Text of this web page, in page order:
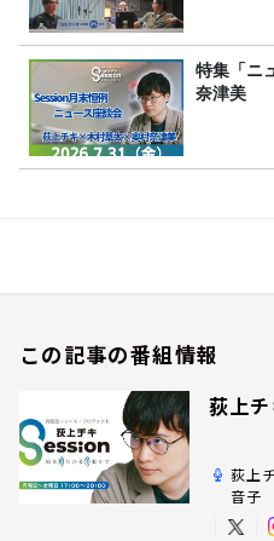
特集「ニ
奈津美
この記事の番組情報
荻上
荻上
音子